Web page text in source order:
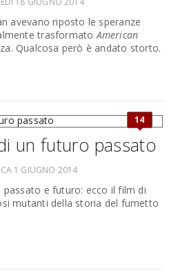
avevano riposto le speranze
trasformatoAmerican
Qualcosa però è andato storto.
14
un futuro passato
1 GIUGNO 2014
e futuro: ecco il film di
mutanti della storia del fumetto